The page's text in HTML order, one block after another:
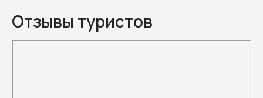
Отзывы туристов